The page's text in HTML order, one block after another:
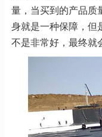
量，当买到的产品质
身就是一种保障，但
不是非常好，最终就